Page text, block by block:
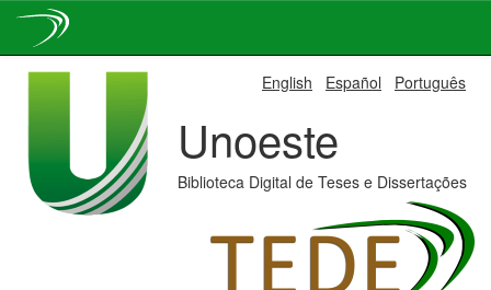
English Español Português
Unoeste
Biblioteca Digital de Teses e Dissertações